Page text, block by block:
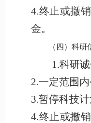
4.终止或撤
金。
（四）科
1.科研
2.一定范围内
3.暂停科技
4.终止或撤